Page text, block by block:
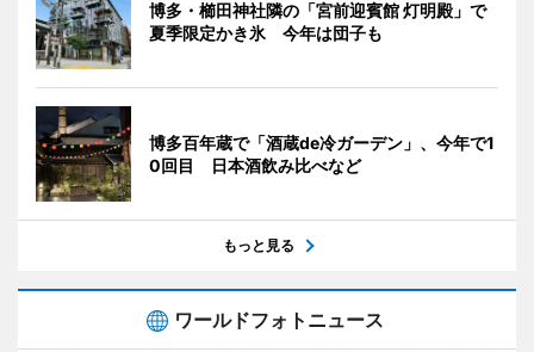
博多・櫛田神社隣の「宮前迎賓館 灯明殿」で
夏季限定かき氷 今年は団子も
博多百年蔵で「酒蔵de冷ガーデン」、今年で1
0回目 日本酒飲み比べなど
もっと見る
ワールドフォトニュース